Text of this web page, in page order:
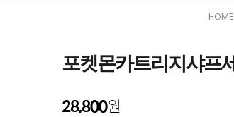
HOME
포켓몬카트리지샤프
28,800원